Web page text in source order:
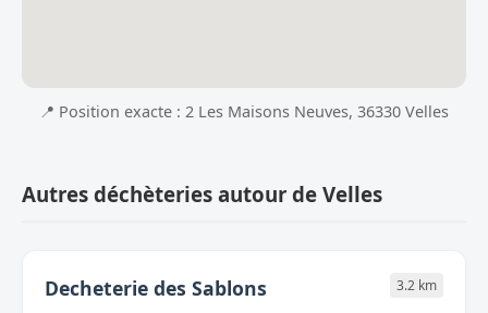
📍 Position exacte : 2 Les Maisons Neuves, 36330 Velles
Autres déchèteries autour de Velles
Decheterie des Sablons 3.2 km